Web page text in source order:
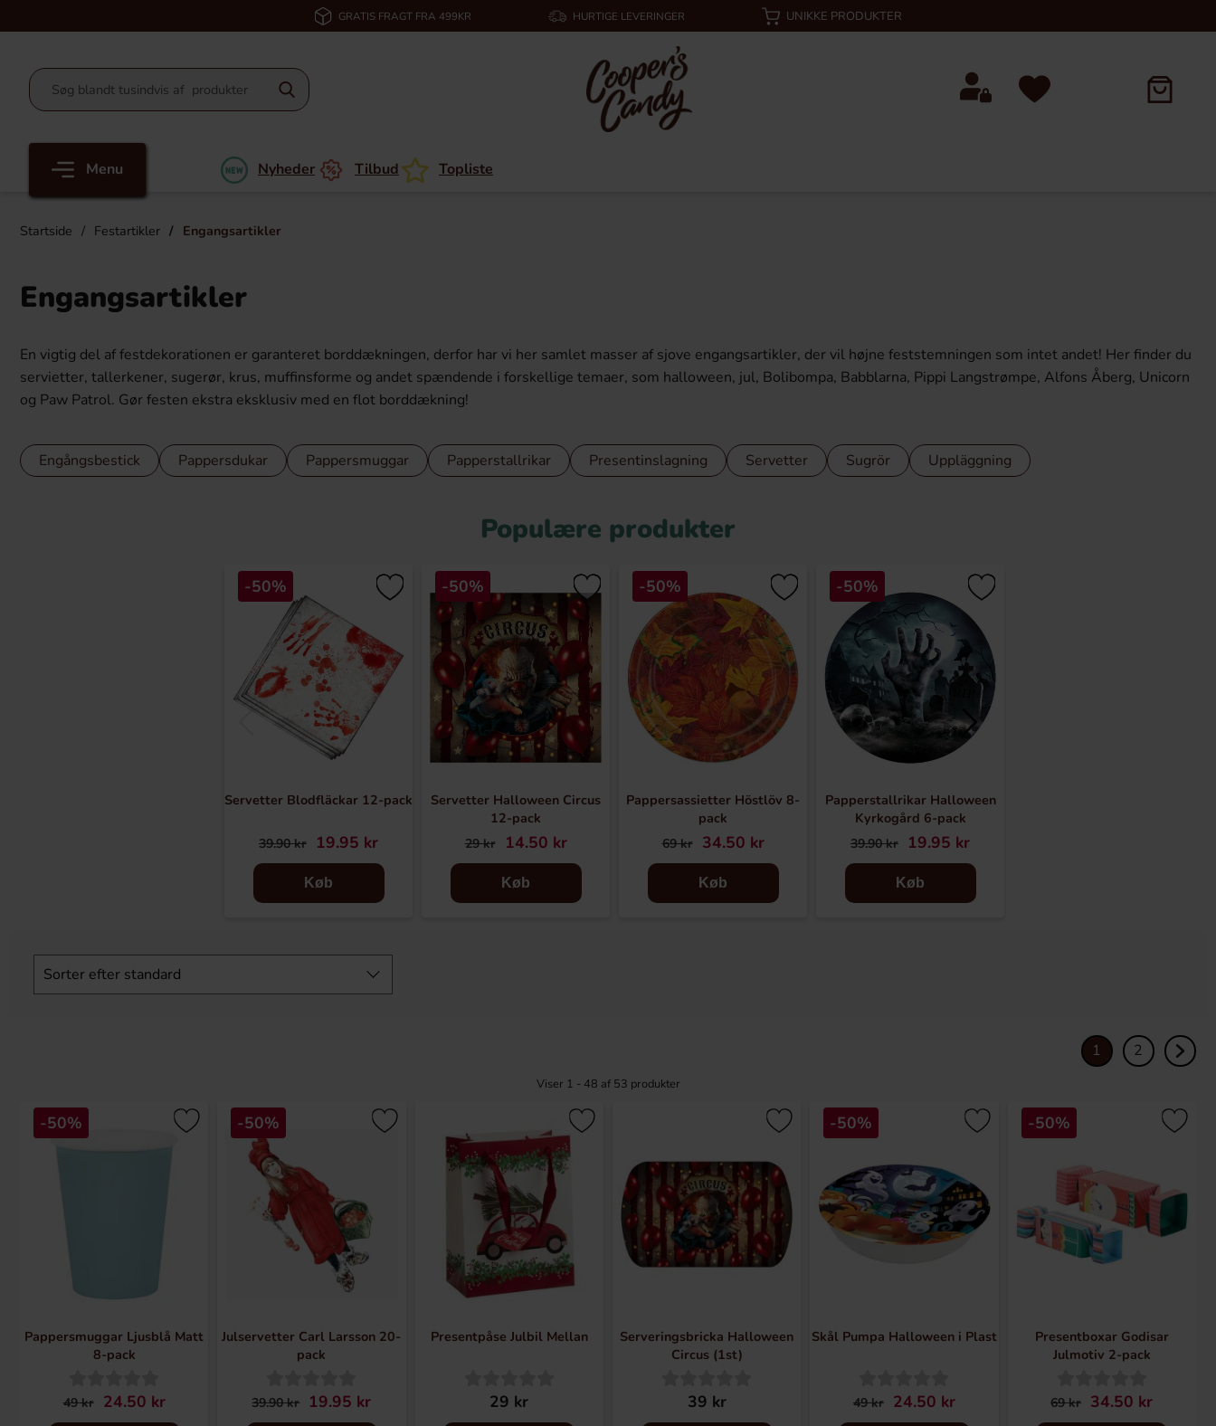
GRATIS FRAGT FRA 499KR HURTIGE LEVERINGER UNIKKE PRODUKTER
Menu Nyheder Tilbud Topliste
Startside Festartikler Engangsartikler
Engangsartikler
En vigtig del af festdekorationen er garanteret borddækningen, derfor har vi her samlet masser af sjove engangsartikler, der vil højne feststemningen som intet andet! Her finder du
servietter, tallerkener, sugerør, krus, muffinsforme og andet spændende i forskellige temaer, som halloween, jul, Bolibompa, Babblarna, Pippi Langstrømpe, Alfons Åberg, Unicorn
og Paw Patrol. Gør festen ekstra eksklusiv med en flot borddækning!
Engångsbestick Pappersdukar Pappersmuggar Papperstallrikar Presentinslagning Servetter Sugrör Uppläggning
Populære produkter
-50%
Servetter Blodfläckar 12-pack
39.90 kr 19.95 kr
Køb
-50%
Servetter Halloween Circus
12-pack
29 kr 14.50 kr
Køb
-50%
Pappersassietter Höstlöv 8-
pack
69 kr 34.50 kr
Køb
-50%
Papperstallrikar Halloween
Kyrkogård 6-pack
39.90 kr 19.95 kr
Køb
Spring
filtre
over
Sorter efter standard
1 2
Viser 1 - 48 af 53 produkter
-50%
Pappersmuggar Ljusblå Matt
8-pack
49 kr 24.50 kr
-50%
Julservetter Carl Larsson 20-
pack
39.90 kr 19.95 kr
Presentpåse Julbil Mellan
29 kr
Serveringsbricka Halloween
Circus (1st)
39 kr
-50%
Skål Pumpa Halloween i Plast
49 kr 24.50 kr
-50%
Presentboxar Godisar
Julmotiv 2-pack
69 kr 34.50 kr